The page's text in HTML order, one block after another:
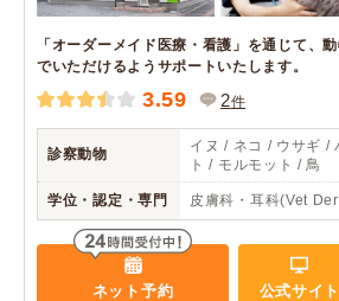
「オーダーメイド医療・看護」を通じて、
でいただけるようサポートいたします。
3.59 2件
診察動物
イヌ / ネコ / ウサギ /
ト / モルモット / 鳥
学位・認定・専門 皮膚科・耳科(Vet
ネット予約 公式サイト